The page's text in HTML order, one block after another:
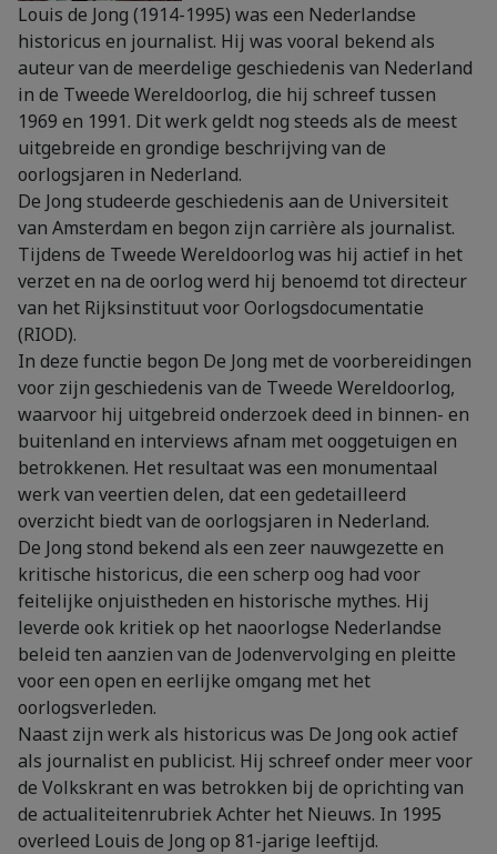
Louis de Jong (1914-1995) was een Nederlandse
historicus en journalist. Hij was vooral bekend als
auteur van de meerdelige geschiedenis van Nederland
in de Tweede Wereldoorlog, die hij schreef tussen
1969 en 1991. Dit werk geldt nog steeds als de meest
uitgebreide en grondige beschrijving van de
oorlogsjaren in Nederland.
De Jong studeerde geschiedenis aan de Universiteit
van Amsterdam en begon zijn carrière als journalist.
Tijdens de Tweede Wereldoorlog was hij actief in het
verzet en na de oorlog werd hij benoemd tot directeur
van het Rijksinstituut voor Oorlogsdocumentatie
(RIOD).
In deze functie begon De Jong met de voorbereidingen
voor zijn geschiedenis van de Tweede Wereldoorlog,
waarvoor hij uitgebreid onderzoek deed in binnen- en
buitenland en interviews afnam met ooggetuigen en
betrokkenen. Het resultaat was een monumentaal
werk van veertien delen, dat een gedetailleerd
overzicht biedt van de oorlogsjaren in Nederland.
De Jong stond bekend als een zeer nauwgezette en
kritische historicus, die een scherp oog had voor
feitelijke onjuistheden en historische mythes. Hij
leverde ook kritiek op het naoorlogse Nederlandse
beleid ten aanzien van de Jodenvervolging en pleitte
voor een open en eerlijke omgang met het
oorlogsverleden.
Naast zijn werk als historicus was De Jong ook actief
als journalist en publicist. Hij schreef onder meer voor
de Volkskrant en was betrokken bij de oprichting van
de actualiteitenrubriek Achter het Nieuws. In 1995
overleed Louis de Jong op 81-jarige leeftijd.